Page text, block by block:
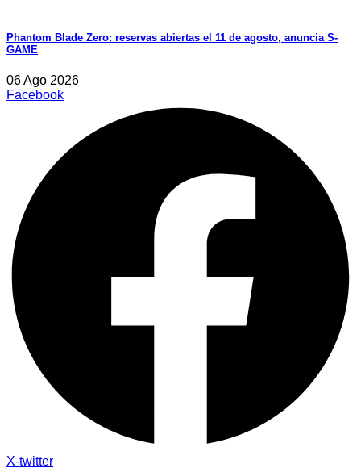
Phantom Blade Zero: reservas abiertas el 11 de agosto, anuncia S-
GAME
06 Ago 2026
Facebook
X-twitter